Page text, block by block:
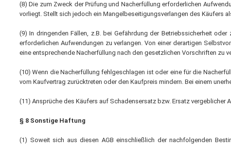
(8) Die zum Zweck der Prüfung und Nacherfüllung erforderlichen
vorliegt. Stellt sich jedoch ein Mangelbeseitigungsverlangen des Käufers
(9) In dringenden Fällen, z.B. bei Gefährdung der Betriebssicherheit
erforderlichen Aufwendungen zu verlangen. Von einer derartigen
eine entsprechende Nacherfüllung nach den gesetzlichen Vorschriften zu
(10) Wenn die Nacherfüllung fehlgeschlagen ist oder eine für die
vom Kaufvertrag zurücktreten oder den Kaufpreis mindern. Bei einem
(11) Ansprüche des Käufers auf Schadensersatz bzw. Ersatz
§ 8 Sonstige Haftung
(1) Soweit sich aus diesen AGB einschließlich der nachfolgenden